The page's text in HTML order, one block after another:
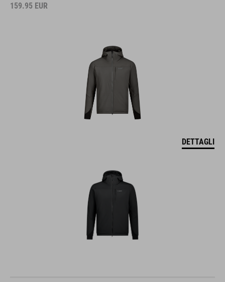
159.95 EUR
DETTAGLI